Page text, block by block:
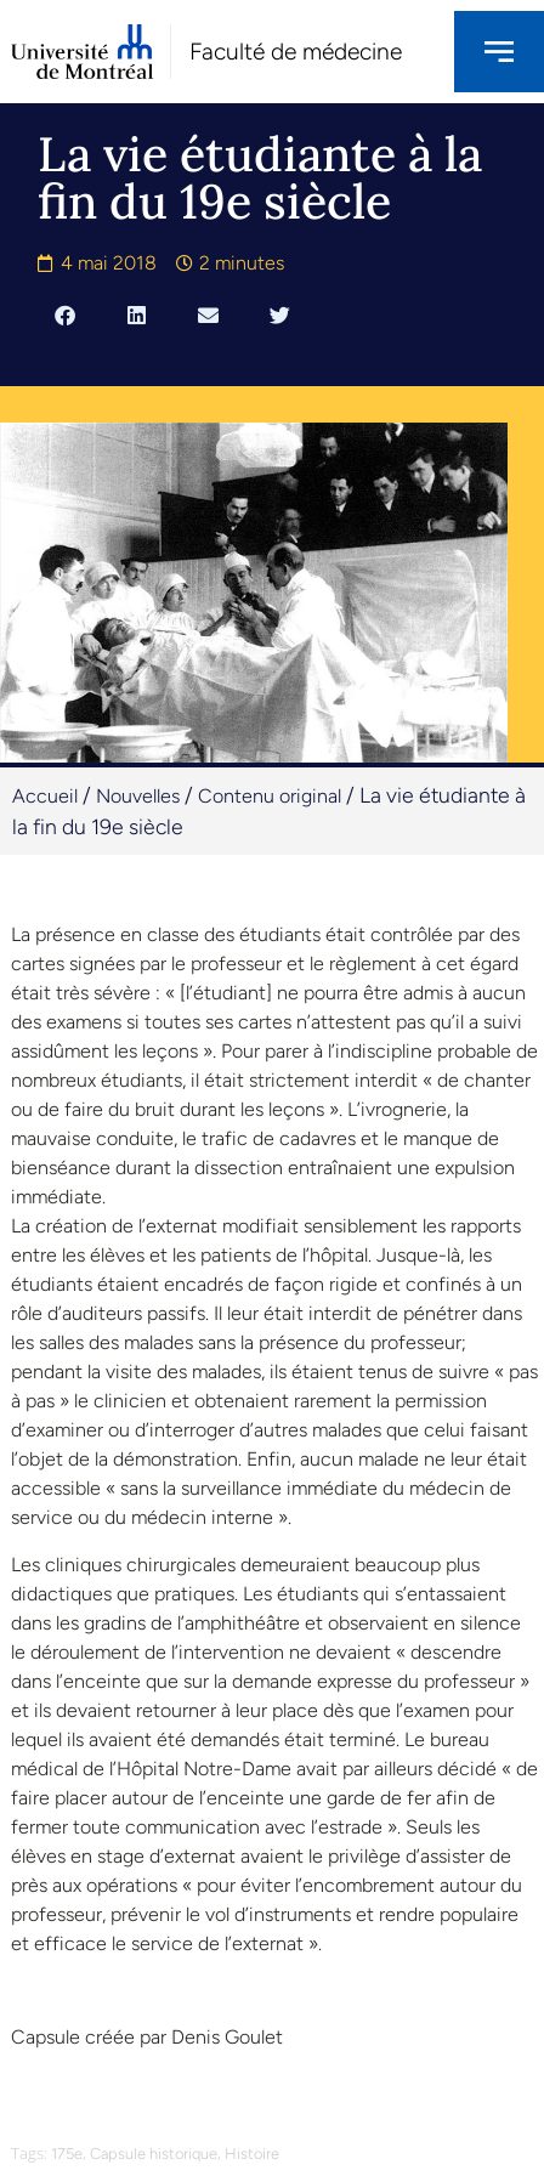
Faculté de médecine
La vie étudiante à la
fin du 19e siècle
4 mai 2018 2 minutes
Accueil / Nouvelles / Contenu original / La vie étudiante à
la fin du 19e siècle
La présence en classe des étudiants était contrôlée par des
cartes signées par le professeur et le règlement à cet égard
était très sévère : « [l’étudiant] ne pourra être admis à aucun
des examens si toutes ses cartes n’attestent pas qu’il a suivi
assidûment les leçons ». Pour parer à l’indiscipline probable de
nombreux étudiants, il était strictement interdit « de chanter
ou de faire du bruit durant les leçons ». L’ivrognerie, la
mauvaise conduite, le trafic de cadavres et le manque de
bienséance durant la dissection entraînaient une expulsion
immédiate.
La création de l’externat modifiait sensiblement les rapports
entre les élèves et les patients de l’hôpital. Jusque-là, les
étudiants étaient encadrés de façon rigide et confinés à un
rôle d’auditeurs passifs. Il leur était interdit de pénétrer dans
les salles des malades sans la présence du professeur;
pendant la visite des malades, ils étaient tenus de suivre « pas
à pas » le clinicien et obtenaient rarement la permission
d’examiner ou d’interroger d’autres malades que celui faisant
l’objet de la démonstration. Enfin, aucun malade ne leur était
accessible « sans la surveillance immédiate du médecin de
service ou du médecin interne ».
Les cliniques chirurgicales demeuraient beaucoup plus
didactiques que pratiques. Les étudiants qui s’entassaient
dans les gradins de l’amphithéâtre et observaient en silence
le déroulement de l’intervention ne devaient « descendre
dans l’enceinte que sur la demande expresse du professeur »
et ils devaient retourner à leur place dès que l’examen pour
lequel ils avaient été demandés était terminé. Le bureau
médical de l’Hôpital Notre-Dame avait par ailleurs décidé « de
faire placer autour de l’enceinte une garde de fer afin de
fermer toute communication avec l’estrade ». Seuls les
élèves en stage d’externat avaient le privilège d’assister de
près aux opérations « pour éviter l’encombrement autour du
professeur, prévenir le vol d’instruments et rendre populaire
et efficace le service de l’externat ».
Capsule créée par Denis Goulet
Tags: 175e, Capsule historique, Histoire